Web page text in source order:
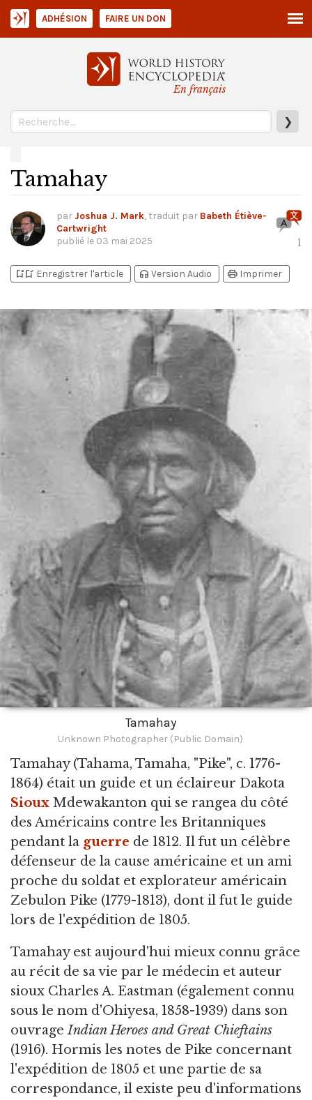
En français
❯
ADHÉSION FAIRE UN DON
Tamahay
par Joshua J. Mark, traduit par Babeth Étiève-
Cartwright
publié le 03 mai 2025 1
bookmark_addbookmark_added Enregistrer l'article headphones Version Audio print Imprimer
Tamahay
Unknown Photographer (Public Domain)
Tamahay(Tahama, Tamaha, "Pike", c. 1776-
1864) était un guide et un éclaireur Dakota
Sioux Mdewakanton qui se rangea du côté
des Américains contre les Britanniques
pendant la guerre de 1812. Il fut un célèbre
défenseur de la cause américaine et un ami
proche du soldat et explorateur américain
Zebulon Pike (1779-1813), dont il fut le guide
lors de l'expédition de 1805.
Tamahay est aujourd'hui mieux connu grâce
au récit de sa vie par le médecin et auteur
sioux Charles A. Eastman (également connu
sous le nom d'Ohiyesa, 1858-1939) dans son
ouvrageIndian Heroes and Great Chieftains
(1916). Hormis les notes de Pike concernant
l'expédition de 1805 et une partie de sa
correspondance, il existe peu d'informations